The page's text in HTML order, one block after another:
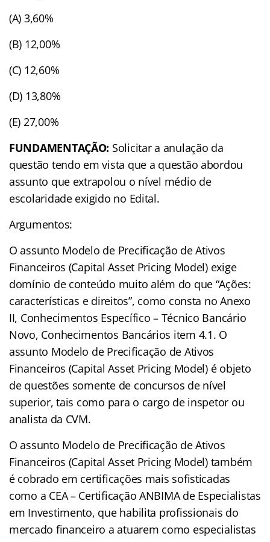
(A) 3,60%
(B) 12,00%
(C) 12,60%
(D) 13,80%
(E) 27,00%
FUNDAMENTAÇÃO: Solicitar a anulação da
questão tendo em vista que a questão abordou
assunto que extrapolou o nível médio de
escolaridade exigido no Edital.
Argumentos:
O assunto Modelo de Precificação de Ativos
Financeiros (Capital Asset Pricing Model) exige
domínio de conteúdo muito além do que “Ações:
características e direitos”, como consta no Anexo
II, Conhecimentos Específico – Técnico Bancário
Novo, Conhecimentos Bancários item 4.1. O
assunto Modelo de Precificação de Ativos
Financeiros (Capital Asset Pricing Model) é objeto
de questões somente de concursos de nível
superior, tais como para o cargo de inspetor ou
analista da CVM.
O assunto Modelo de Precificação de Ativos
Financeiros (Capital Asset Pricing Model) também
é cobrado em certificações mais sofisticadas
como a CEA – Certificação ANBIMA de Especialistas
em Investimento, que habilita profissionais do
mercado financeiro a atuarem como especialistas